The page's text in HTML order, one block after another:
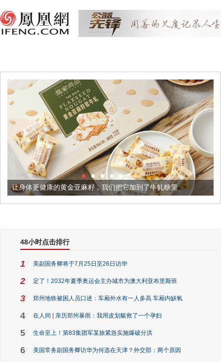
的黄金亚麻籽，我们把它加到了牛轧糖里 被列入佛家七
48小时点击排行
1 美副国务卿将于7月25日至26日访华
2 定了！2032年夏季奥运会主办城市为澳大利亚布里斯班
3 郑州地铁被困人员口述：车厢外水有一人多高 车厢内缺氧
4 在人间 | 亲历郑州暴雨：我用皮划艇救了一个孕妇
5 生命至上！第83集团军某旅紧急实施爆破分洪
6 美国常务副国务卿访华为何选在天津？外交部：两个原因